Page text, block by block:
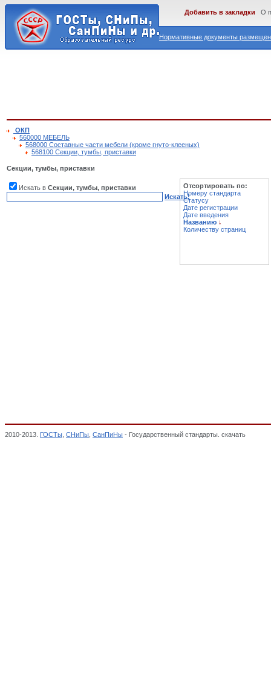
Нормативные документы
Добавить в закладки О
ОКП
560000 МЕБЕЛЬ
568000 Составные части мебели (кроме гнуто-клееных)
568100 Секции, тумбы, приставки
Секции, тумбы, приставки
Искать в Секции, тумбы, приставки
Искать!
Отсортировать по:
Номеру стандарта
Статусу
Дате регистрации
Дате введения
Названию ↓
Количеству страниц
2010-2013. ГОСТы СНиПы СанПиНы - Государственный стандарты. скачать